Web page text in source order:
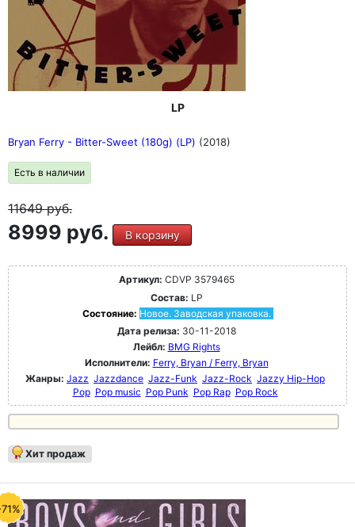
LP
Bryan Ferry - Bitter-Sweet (180g) (LP) (2018)
Есть в наличии
11649руб.
8999 руб. В корзину
Артикул: CDVP 3579465
Состав: LP
Состояние: Новое. Заводская упаковка.
Дата релиза: 30-11-2018
Лейбл: BMG Rights
Исполнители: Ferry, Bryan / Ferry, Bryan
Жанры: Jazz Jazzdance Jazz-Funk Jazz-Rock Jazzy Hip-Hop
Pop Pop music Pop Punk Pop Rap Pop Rock
Хит продаж